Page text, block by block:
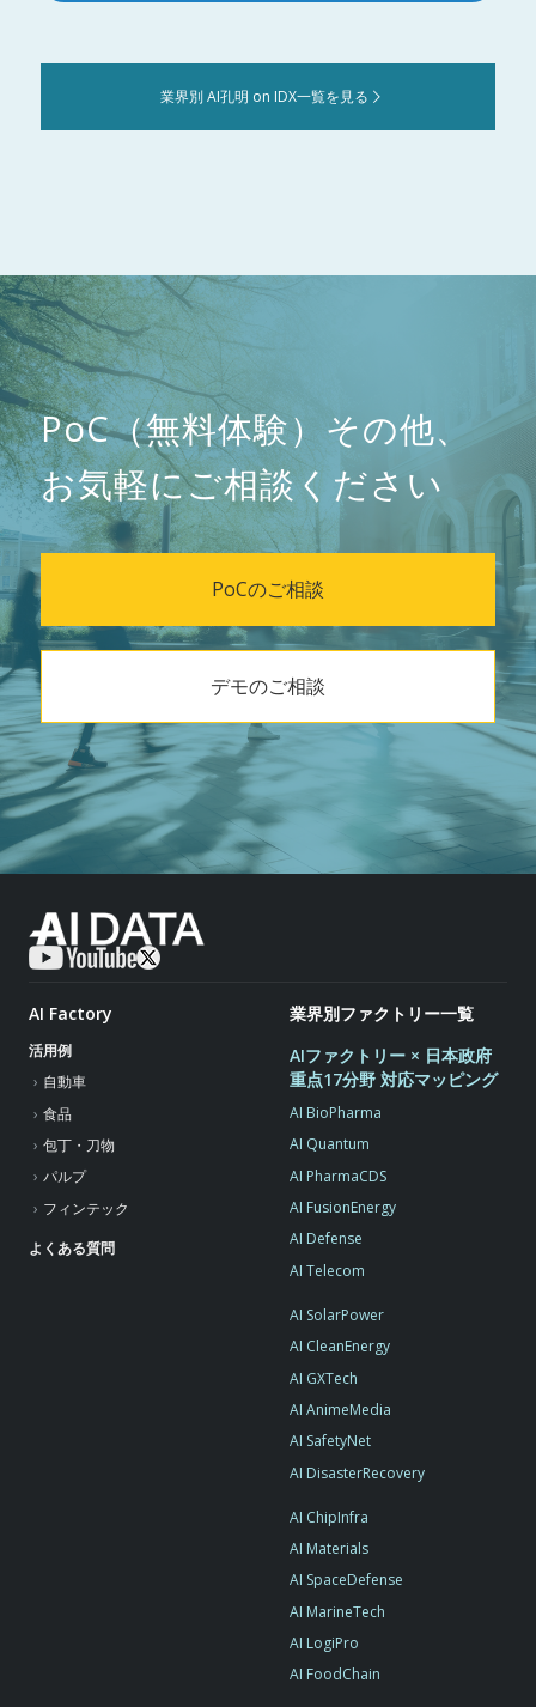
業界別 AI孔明 on IDX一覧を見る
PoC（無料体験）その他、
お気軽にご相談ください
PoCのご相談
デモのご相談
AI Factory
活用例
自動車
食品
包丁・刀物
パルプ
フィンテック
よくある質問
業界別ファクトリー一覧
AIファクトリー × 日本政府
重点17分野 対応マッピング
AI BioPharma
AI Quantum
AI PharmaCDS
AI FusionEnergy
AI Defense
AI Telecom
AI SolarPower
AI CleanEnergy
AI GXTech
AI AnimeMedia
AI SafetyNet
AI DisasterRecovery
AI ChipInfra
AI Materials
AI SpaceDefense
AI MarineTech
AI LogiPro
AI FoodChain